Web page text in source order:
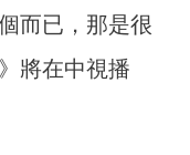
而已，那是很
將在中視播